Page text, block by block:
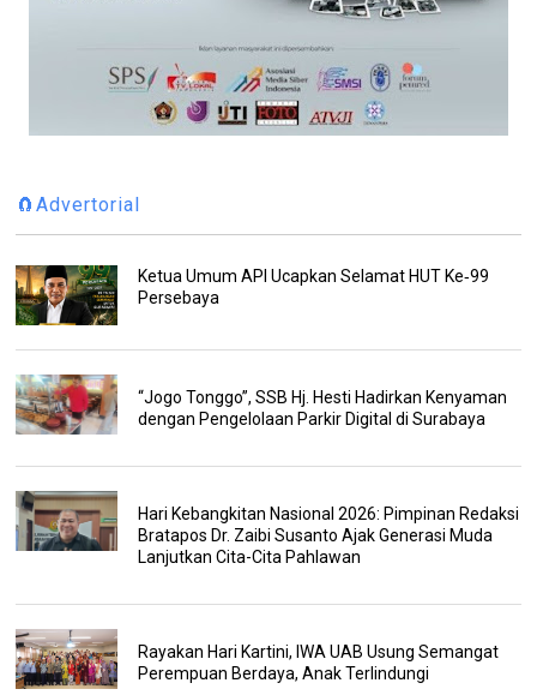
🧲Advertorial
Ketua Umum API Ucapkan Selamat HUT Ke‑99
Persebaya
“Jogo Tonggo”, SSB Hj. Hesti Hadirkan Kenyaman
dengan Pengelolaan Parkir Digital di Surabaya
Hari Kebangkitan Nasional 2026: Pimpinan Redaksi
Bratapos Dr. Zaibi Susanto Ajak Generasi Muda
Lanjutkan Cita-Cita Pahlawan
Rayakan Hari Kartini, IWA UAB Usung Semangat
Perempuan Berdaya, Anak Terlindungi